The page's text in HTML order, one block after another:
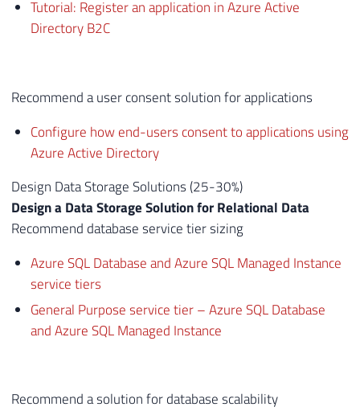
Tutorial: Register an application in Azure Active
Directory B2C
Recommend a user consent solution for applications
Configure how end-users consent to applications using
Azure Active Directory
Design Data Storage Solutions (25-30%)
Design a Data Storage Solution for Relational Data
Recommend database service tier sizing
Azure SQL Database and Azure SQL Managed Instance
service tiers
General Purpose service tier – Azure SQL Database
and Azure SQL Managed Instance
Recommend a solution for database scalability